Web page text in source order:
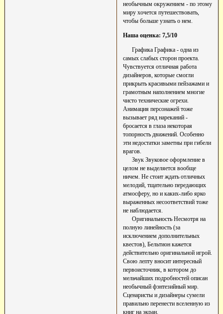
необычным окружением - по этому
миру хочется путешествовать,
чтобы больше узнать о нем.
Наша оценка: 7,5/10
Графика Графика - одна из
самых слабых сторон проекта.
Чувствуется отличная работа
дизайнеров, которые смогли
прикрыть красивыми пейзажами и
грамотным наполнением многие
чисто технические огрехи.
Анимация персонажей тоже
вызывает ряд нареканий -
бросается в глаза некоторая
топорность движений. Особенно
эти недостатки заметны при гибели
врагов.
Звук Звуковое оформление в
целом не выделяется вообще
ничем. Не стоит ждать отличных
мелодий, тщательно передающих
атмосферу, но и каких-либо ярко
выраженных несоответствий тоже
не наблюдается.
Оригинальность Несмотря на
полную линейность (за
исключением дополнительных
квестов), Бельтион кажется
действительно оригинальной игрой.
Свою лепту вносит интересный
первоисточник, в котором до
мельчайших подробностей описан
необычный фэнтезийный мир.
Сценаристы и дизайнеры сумели
правильно перенести вселенную из
книг на экран.